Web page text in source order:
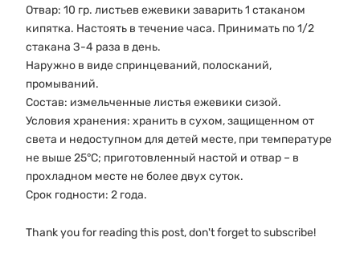
Отвар: 10 гр. листьев ежевики заварить 1 стаканом
кипятка. Настоять в течение часа. Принимать по 1/2
стакана З-4 раза в день.
Наружно в виде спринцеваний, полосканий,
промываний.
Состав: измельченные листья ежевики сизой.
Условия хранения: хранить в сухом, защищенном от
света и недоступном для детей месте, при температуре
не выше 25°С; приготовленный настой и отвар – в
прохладном месте не более двух суток.
Срок годности: 2 года.
Thank you for reading this post, don't forget to subscribe!